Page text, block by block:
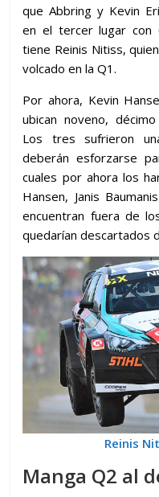
que Abbring y Kevin
en el tercer lugar con
tiene Reinis Nitiss,
volcado en la Q1.
Por ahora, Kevin
ubican noveno,
Los tres sufrieron
deberán esforzarse
cuales por ahora los
Hansen, Janis
encuentran fuera de
quedarían descartados
Reinis
Manga Q2 al